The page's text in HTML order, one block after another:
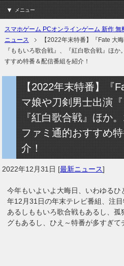
メニュー
スマホゲーム PCオンラインゲーム 新作
ニュース
【2022年末特番】『Fate 大
『ももいろ歌合戦』、『紅白歌合戦』ほ
すすめ特番＆配信番組を紹介！
【2022年末特番】『
マ娘や刀剣男士出演
『紅白歌合戦』ほか
ファミ通的おすすめ
介！
2022年12月31日 [最新ニュース]
今年もいよいよ大晦日、いわゆる
年12月31日の年末テレビ番組、注
あるしももいろ歌合戦もあるし、
グもあるし、ひえ～特番が多すぎて